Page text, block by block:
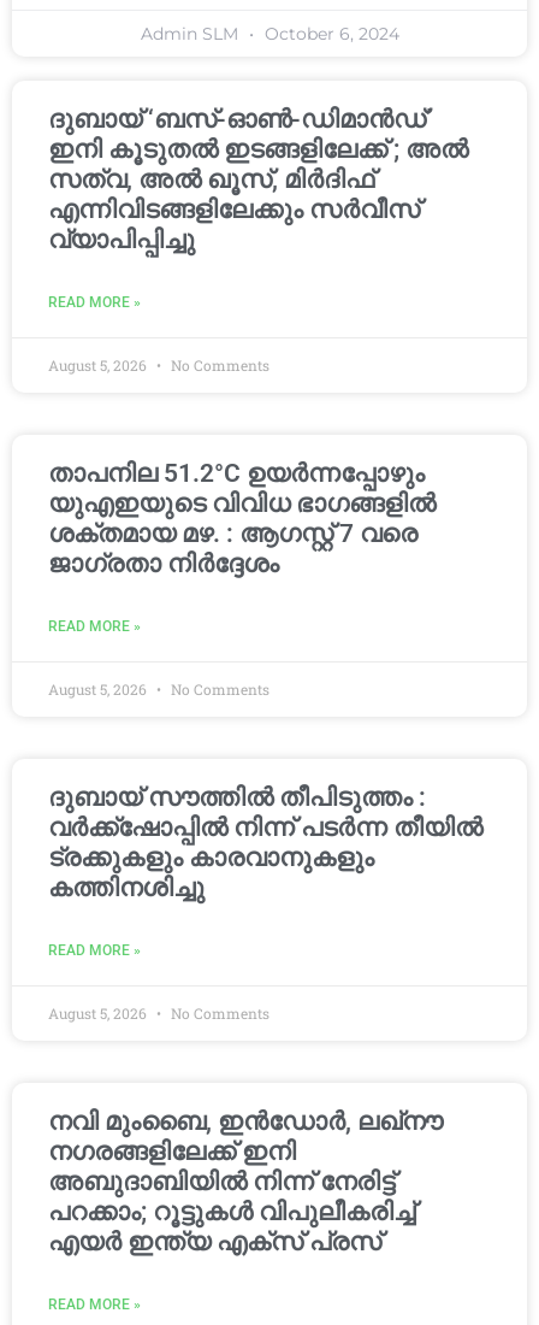
Admin SLM October 6, 2024
ദുബായ് ‘ബസ്-ഓൺ-ഡിമാൻഡ്’
ഇനി കൂടുതൽ ഇടങ്ങളിലേക്ക് ; അൽ
സത്വ, അൽ ഖൂസ്, മിർദിഫ്
എന്നിവിടങ്ങളിലേക്കും സർവീസ്
വ്യാപിപ്പിച്ചു
READ MORE »
August 5, 2026 No Comments
താപനില 51.2°C ഉയർന്നപ്പോഴും
യുഎഇയുടെ വിവിധ ഭാഗങ്ങളിൽ
ശക്തമായ മഴ. : ആഗസ്റ്റ് 7 വരെ
ജാഗ്രതാ നിർദ്ദേശം
READ MORE »
August 5, 2026 No Comments
ദുബായ് സൗത്തിൽ തീപിടുത്തം :
വർക്ക്‌ഷോപ്പിൽ നിന്ന് പടർന്ന തീയിൽ
ട്രക്കുകളും കാരവാനുകളും
കത്തിനശിച്ചു
READ MORE »
August 5, 2026 No Comments
നവി മുംബൈ, ഇൻഡോർ, ലഖ്നൗ
നഗരങ്ങളിലേക്ക് ഇനി
അബുദാബിയിൽ നിന്ന് നേരിട്ട്
പറക്കാം; റൂട്ടുകൾ വിപുലീകരിച്ച്
എയർ ഇന്ത്യ എക്സ് പ്രസ്
READ MORE »